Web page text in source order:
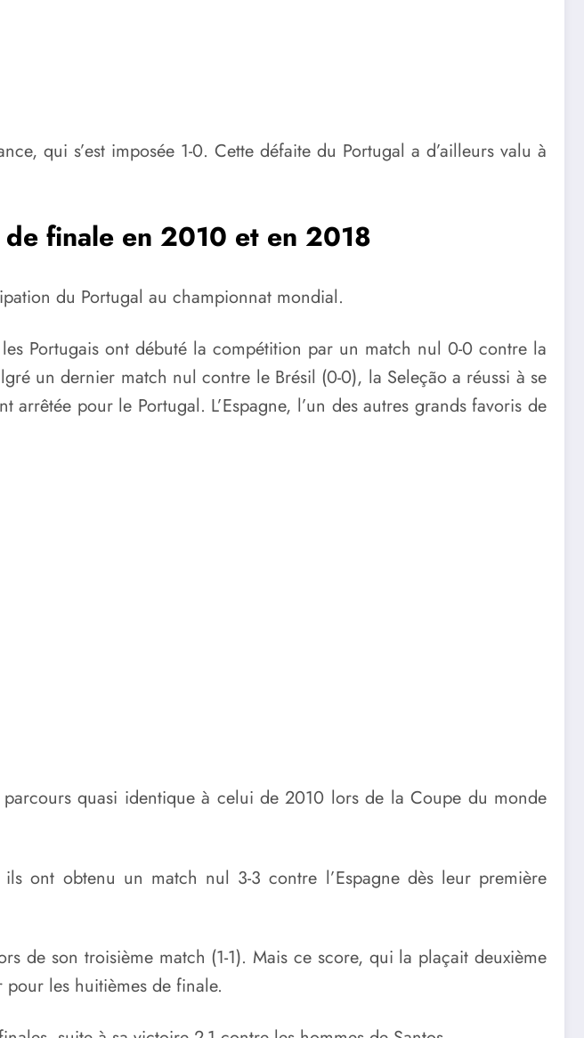
qui s’est imposée 1-0. Cette défaite du Portugal a d’ailleurs valu à
finale en 2010 et en 2018
du Portugal au championnat mondial.
Portugais ont débuté la compétition par un match nul 0-0 contre la
un dernier match nul contre le Brésil (0-0), la Seleção a réussi à se
pour le Portugal. L’Espagne, l’un des autres grands favoris de
quasi identique à celui de 2010 lors de la Coupe du monde
ont obtenu un match nul 3-3 contre l’Espagne dès leur première
de son troisième match (1-1). Mais ce score, qui la plaçait deuxième
pour les huitièmes de finale.